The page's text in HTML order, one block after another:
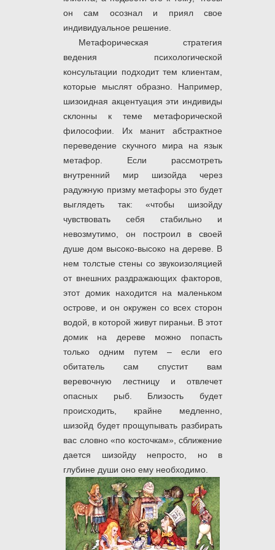
он сам осознал и приял свое
индивидуальное решение.
Метафорическая стратегия
ведения психологической
консультации подходит тем клиентам,
которые мыслят образно. Например,
шизоидная акцентуация эти индивиды
склонны к теме метафорической
философии. Их манит абстрактное
переведение скучного мира на язык
метафор. Если рассмотреть
внутренний мир шизойда через
радужную призму метафоры это будет
выглядеть так: «чтобы шизойду
чувствовать себя стабильно и
невозмутимо, он построил в своей
душе дом высоко-высоко на дереве. В
нем толстые стены со звукоизоляцией
от внешних раздражающих факторов,
этот домик находится на маленьком
острове, и он окружен со всех сторон
водой, в которой живут пираньи. В этот
домик на дереве можно попасть
только одним путем – если его
обитатель сам спустит вам
веревочную лестницу и отвлечет
опасных рыб. Близость будет
происходить, крайне медленно,
шизойд будет прощупывать разбирать
вас словно «по косточкам», сближение
дается шизойду непросто, но в
глубине души оно ему необходимо.